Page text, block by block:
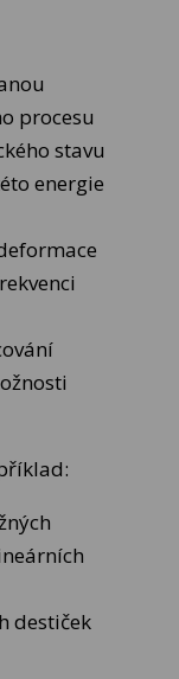
procesu
stavu
energie
destiček